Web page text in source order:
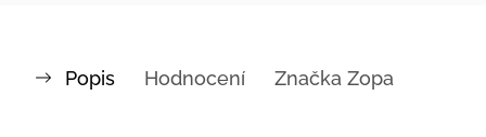
Popis Hodnocení Značka Zopa